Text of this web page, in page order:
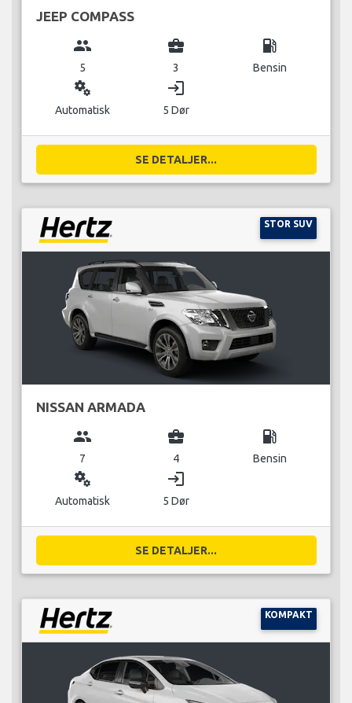
JEEP COMPASS
group
5
business_center
3
local_gas_station
Bensin
miscellaneous_services
Automatisk
login
5 Dør
SE DETALJER...
STOR SUV
NISSAN ARMADA
group
7
business_center
4
local_gas_station
Bensin
miscellaneous_services
Automatisk
login
5 Dør
SE DETALJER...
KOMPAKT